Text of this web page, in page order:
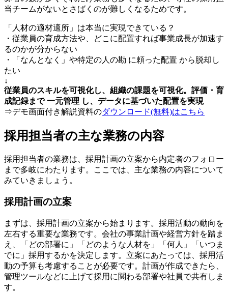
当チームがないとさばくのが難しくなるためです。
「人材の適材適所」は本当に実現できている？
・従業員の育成方法や、どこに配置すれば事業成長が加速す
るのかが分からない
・「なんとなく」や特定の人の勘 に頼った配置 から脱却し
たい
↓
従業員のスキルを可視化し、組織の課題を可視化。評価・育
成記録まで 一元管理 し、データに基づいた配置を実現
⇒デモ画面付き解説資料のダウンロード(無料)はこちら
採用担当者の主な業務の内容
採用担当者の業務は、採用計画の立案から内定者のフォロー
まで多岐にわたります。ここでは、主な業務の内容について
みていきましょう。
採用計画の立案
まずは、採用計画の立案から始まります。採用活動の動向を
左右する重要な業務です。会社の事業計画や経営方針を踏ま
え、「どの部署に」「どのような人材を」「何人」「いつま
でに」採用するかを決定します。立案にあたっては、採用活
動の予算も考慮することが必要です。計画が作成できたら、
管理ツールなどに上げて採用に関わる部署や社員で共有しま
す。